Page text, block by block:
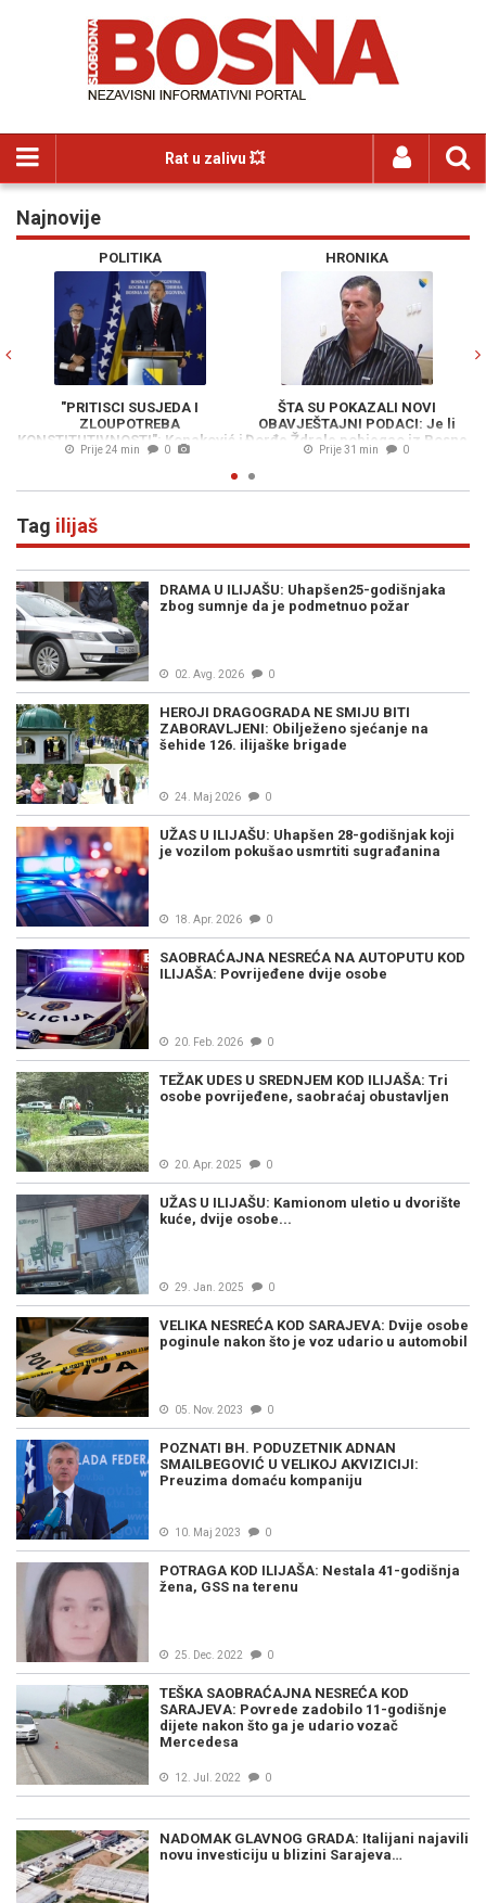
Rat u zalivu 💥
Najnovije
POLITIKA
"PRITISCI SUSJEDA I
ZLOUPOTREBA
KONSTITUTIVNOSTI": Konaković i
Mehmedović poslali oštre
institucijama BiH
Prije 24 min 0
HRONIKA
ŠTA SU POKAZALI NOVI
OBAVJEŠTAJNI PODACI: Je li
Đorđe Ždrale pobjegao iz Bosne
i Hercegovine?
Prije 31 min 0
Tag ilijaš
DRAMA U ILIJAŠU: Uhapšen25-godišnjaka
zbog sumnje da je podmetnuo požar
02. Avg. 2026 0
HEROJI DRAGOGRADA NE SMIJU BITI
ZABORAVLJENI: Obilježeno sjećanje na
šehide 126. ilijaške brigade
24. Maj 2026 0
UŽAS U ILIJAŠU: Uhapšen 28-godišnjak koji
je vozilom pokušao usmrtiti sugrađanina
18. Apr. 2026 0
SAOBRAĆAJNA NESREĆA NA AUTOPUTU KOD
ILIJAŠA: Povrijeđene dvije osobe
20. Feb. 2026 0
TEŽAK UDES U SREDNJEM KOD ILIJAŠA: Tri
osobe povrijeđene, saobraćaj obustavljen
20. Apr. 2025 0
UŽAS U ILIJAŠU: Kamionom uletio u dvorište
kuće, dvije osobe...
29. Jan. 2025 0
VELIKA NESREĆA KOD SARAJEVA: Dvije osobe
poginule nakon što je voz udario u automobil
05. Nov. 2023 0
POZNATI BH. PODUZETNIK ADNAN
SMAILBEGOVIĆ U VELIKOJ AKVIZICIJI:
Preuzima domaću kompaniju
10. Maj 2023 0
POTRAGA KOD ILIJAŠA: Nestala 41-godišnja
žena, GSS na terenu
25. Dec. 2022 0
TEŠKA SAOBRAĆAJNA NESREĆA KOD
SARAJEVA: Povrede zadobilo 11-godišnje
dijete nakon što ga je udario vozač
Mercedesa
12. Jul. 2022 0
NADOMAK GLAVNOG GRADA: Italijani najavili
novu investiciju u blizini Sarajeva…